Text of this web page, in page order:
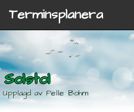
Terminsplanera
Solstol
Upplagd av Pelle Bohm